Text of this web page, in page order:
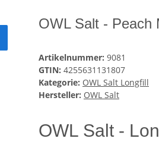
OWL Salt - Peach
Artikelnummer: 9081
GTIN: 4255631131807
Kategorie: OWL Salt Longfill
Hersteller: OWL Salt
OWL Salt -